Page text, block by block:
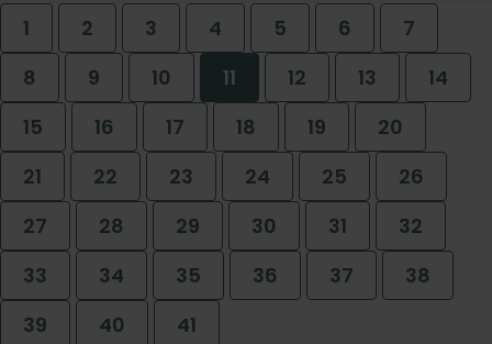
1 2 3 4 5 6
7
8
9 10 11 12 13
14
15
16 17 18 19
20
21
22 23 24 25
26
27
28 29 30 31
32
33
34 35 36 37
38
39
40 41